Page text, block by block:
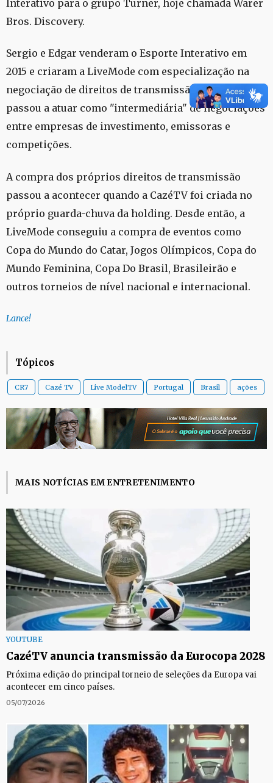
Interativo para o grupo Turner, hoje chamada Warer
Bros. Discovery.
Sergio e Edgar venderam o Esporte Interativo em
2015 e criaram a LiveMode com especialização na
negociação de direitos de transmissão. A empresa
passou a atuar como "intermediária" de negociações
entre empresas de investimento, emissoras e
competições.
A compra dos próprios direitos de transmissão
passou a acontecer quando a CazéTV foi criada no
próprio guarda-chuva da holding. Desde então, a
LiveMode conseguiu a compra de eventos como
Copa do Mundo do Catar, Jogos Olímpicos, Copa do
Mundo Feminina, Copa Do Brasil, Brasileirão e
outros torneios de nível nacional e internacional.
Lance!
Tópicos
CR7 Cazé TV Live ModelTV Portugal Brasil ações
MAIS NOTÍCIAS EM ENTRETENIMENTO
YOUTUBE
CazéTV anuncia transmissão da Eurocopa 2028
Próxima edição do principal torneio de seleções da Europa vai
acontecer em cinco países.
05/07/2026